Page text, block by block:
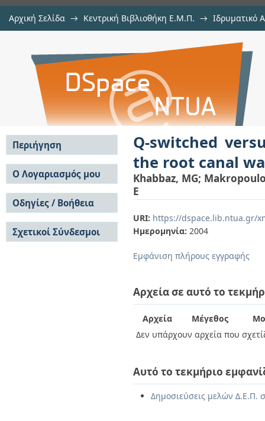
Αρχική Σελίδα → Κεντρική Βιβλιοθήκη Ε.Μ.Π. → Ιδρυματικό
Q-switched versus free-running
of human teeth: A SEM study
Q-switched
the root canal
Khabbaz, MG;
E
URI: https://dspace.lib.ntua.gr/
Ημερομηνία: 2004
Εμφάνιση πλήρους εγγραφής
Αρχεία σε αυτό το
Αρχεία Μέγεθος
Δεν υπάρχουν αρχεία που
Αυτό το τεκμήριο
Δημοσιεύσεις μελών Δ.Ε.Π.
Περιήγηση
Σε όλο το DSpace
Κοινότητες & Συλλογές
Ανά Ημερομηνία
Έκδοσης
Συγγραφείς
Τίτλοι
Θέματα
Ο Λογαριασμός μου
Σύνδεση
Εγγραφή
Οδηγίες / Βοήθεια
Οδηγίες Υποβολής
Οδηγίες Χρήσης ΙΑ
Συχνές Ερωτήσεις
Σχετικοί Σύνδεσμοι